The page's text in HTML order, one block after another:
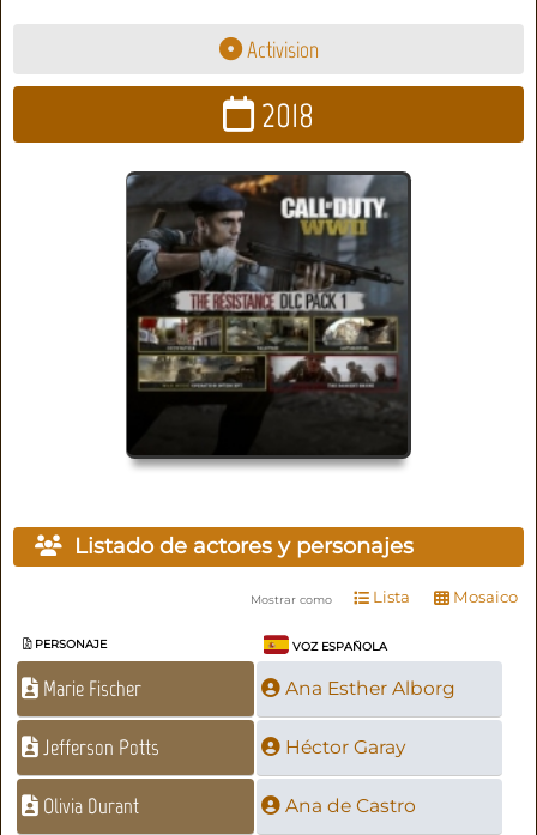
Activision
2018
Listado de actores y personajes
Mostrar como Lista Mosaico
PERSONAJE VOZ ESPAÑOLA
Marie Fischer Ana Esther Alborg
Jefferson Potts Héctor Garay
Olivia Durant Ana de Castro